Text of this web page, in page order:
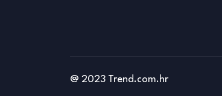
@ 2023 Trend.com.hr